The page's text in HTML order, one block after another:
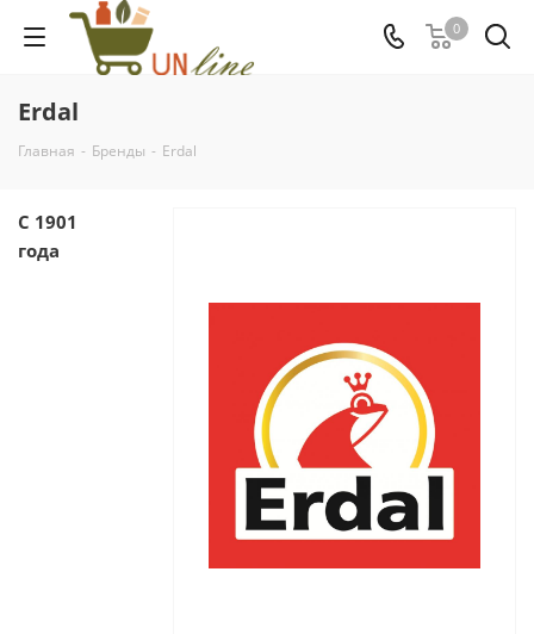
0
Erdal
Главная - Бренды - Erdal
C 1901
года